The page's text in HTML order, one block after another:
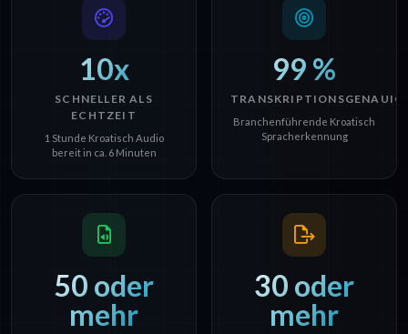
10x
SCHNELLER ALS
ECHTZEIT
1 Stunde Kroatisch Audio
bereit in ca. 6 Minuten
99 %
Branchenführende Kroatisch
Spracherkennung
50 oder
mehr
30 oder
mehr